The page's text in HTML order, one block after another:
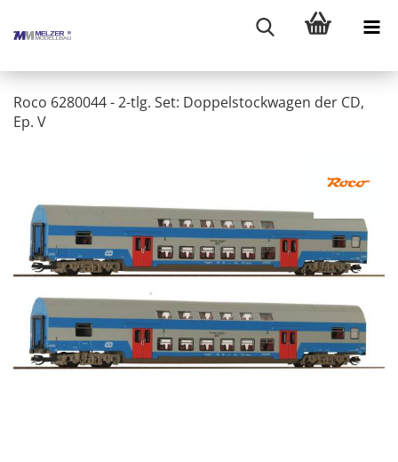
Roco 6280044 - 2-tlg. Set: Doppelstockwagen der CD,
Ep. V